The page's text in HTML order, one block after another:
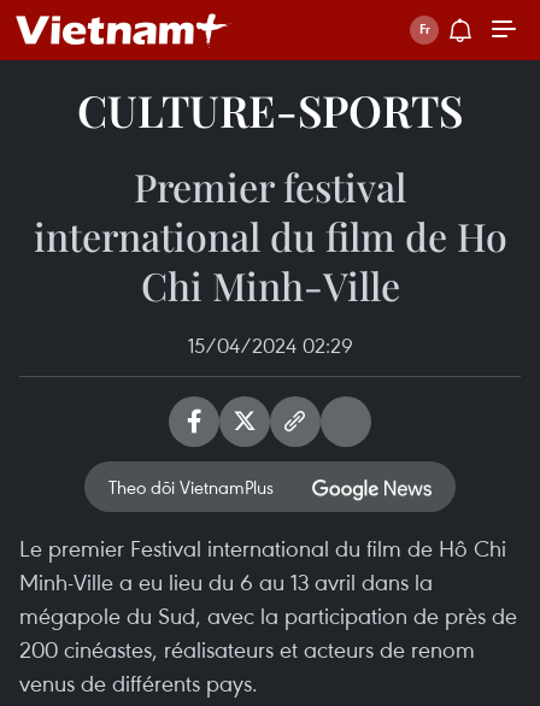
CULTURE-SPORTS
Premier festival
international du film de Ho
Chi Minh-Ville
15/04/2024 02:29
Theo dõi VietnamPlus
Le premier Festival international du film de Hô Chi
Minh-Ville a eu lieu du 6 au 13 avril dans la
mégapole du Sud, avec la participation de près de
200 cinéastes, réalisateurs et acteurs de renom
venus de différents pays.